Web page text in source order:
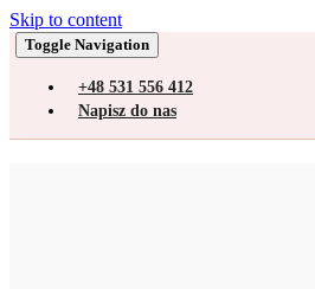
Skip to content
Toggle Navigation
+48 531 556 412
Napisz do nas